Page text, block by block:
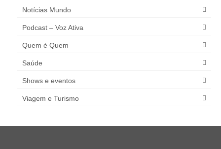
Notícias Mundo
Podcast – Voz Ativa
Quem é Quem
Saúde
Shows e eventos
Viagem e Turismo